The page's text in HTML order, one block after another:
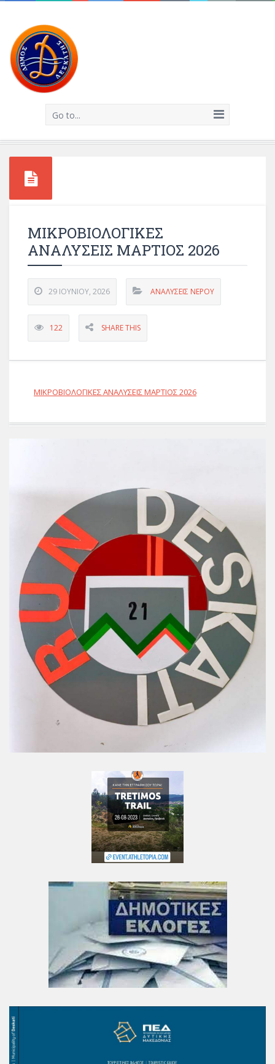
Go to...
ΜΙΚΡΟΒΙΟΛΟΓΙΚΕΣ
ΑΝΑΛΥΣΕΙΣ ΜΑΡΤΙΟΣ 2026
29 ΙΟΥΝΊΟΥ, 2026 ΑΝΑΛΥΣΕΙΣ ΝΕΡΟΥ
122 SHARE THIS
ΜΙΚΡΟΒΙΟΛΟΓΙΚΕΣ ΑΝΑΛΥΣΕΙΣ ΜΑΡΤΙΟΣ 2026